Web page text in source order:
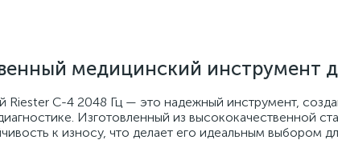
медицинский инструмент
Riester С-4 2048 Гц — это надежный инструмент,
Изготовленный из высококачественной
к износу, что делает его идеальным выбором